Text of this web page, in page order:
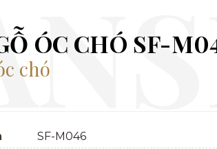
ÓC CHÓ SF-
chó
SF-M046